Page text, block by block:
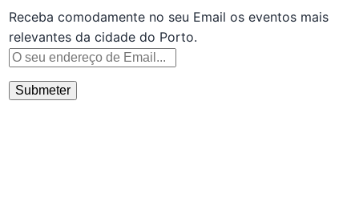
Receba comodamente no seu Email os eventos mais
relevantes da cidade do Porto.